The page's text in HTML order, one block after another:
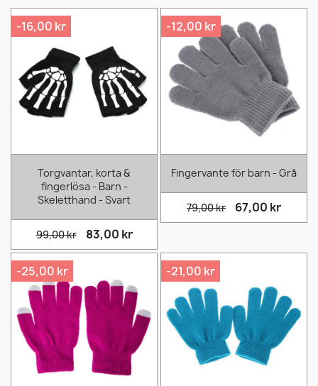
Torgvantar, korta &
fingerlösa - Barn -
Skeletthand - Svart
99,00 kr 83,00 kr
-16,00 kr
Fingervante för barn - Grå
79,00 kr 67,00 kr
-12,00 kr
-25,00 kr -21,00 kr